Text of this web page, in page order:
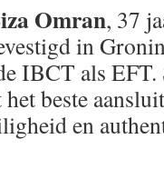
Omran, 37
in
IBCT als
beste
en